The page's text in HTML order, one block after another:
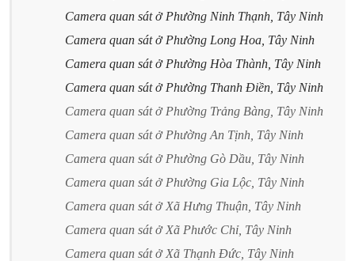
Camera quan sát ở Phường Ninh Thạnh, Tây Ninh
Camera quan sát ở Phường Long Hoa, Tây Ninh
Camera quan sát ở Phường Hòa Thành, Tây Ninh
Camera quan sát ở Phường Thanh Điền, Tây Ninh
Camera quan sát ở Phường Trảng Bàng, Tây Ninh
Camera quan sát ở Phường An Tịnh, Tây Ninh
Camera quan sát ở Phường Gò Dầu, Tây Ninh
Camera quan sát ở Phường Gia Lộc, Tây Ninh
Camera quan sát ở Xã Hưng Thuận, Tây Ninh
Camera quan sát ở Xã Phước Chỉ, Tây Ninh
Camera quan sát ở Xã Thạnh Đức, Tây Ninh